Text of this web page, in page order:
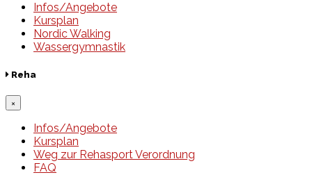
Infos/Angebote
Kursplan
Nordic Walking
Wassergymnastik
Reha
×
Infos/Angebote
Kursplan
Weg zur Rehasport Verordnung
FAQ